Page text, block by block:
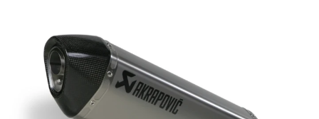
ZAJÍMAVOSTI
TECHNIKA
EKONOMIKA